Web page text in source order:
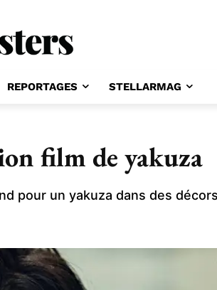
REPORTAGES STELLARMAG
film de yakuza
pour un yakuza dans des